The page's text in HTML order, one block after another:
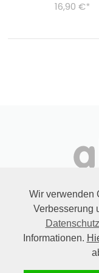
Wir verwenden
Verbesserung
Datenschutz
Informationen.
16,90 €*
RECHTLICHES
KONTAKT
© allsani.